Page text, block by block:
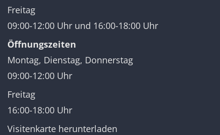
Freitag
09:00-12:00 Uhr und 16:00-18:00 Uhr
Öffnungszeiten
Montag, Dienstag, Donnerstag
09:00-12:00 Uhr
Freitag
16:00-18:00 Uhr
Visitenkarte herunterladen